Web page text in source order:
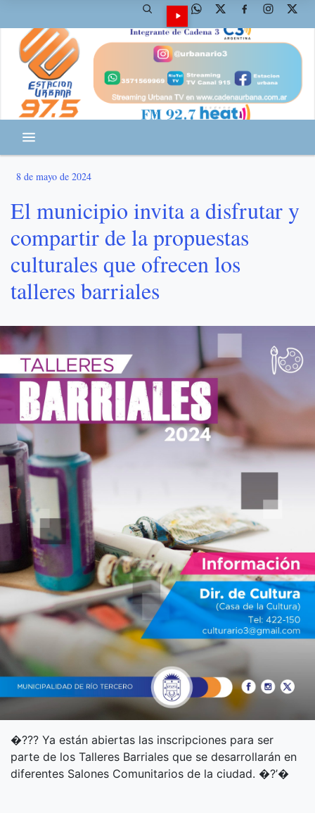
8 de mayo de 2024
El municipio invita a disfrutar y
compartir de la propuestas
culturales que ofrecen los
talleres barriales
�??? Ya están abiertas las inscripciones para ser
parte de los Talleres Barriales que se desarrollarán en
diferentes Salones Comunitarios de la ciudad. �?’�